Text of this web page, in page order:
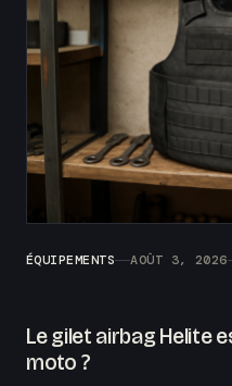
ÉQUIPEMENTS AOÛT 3, 2026
Le gilet airbag Helite
moto ?